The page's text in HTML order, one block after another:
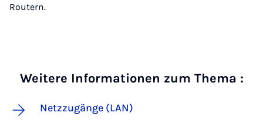
Routern.
Weitere Informationen zum Thema :
Netzzugänge (LAN)